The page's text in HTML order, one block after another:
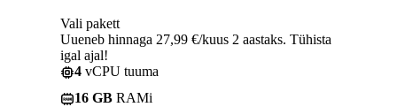
Vali pakett
Uueneb hinnaga 27,99 €/kuus 2 aastaks. Tühista
igal ajal!
4 vCPU tuuma
16 GB RAMi